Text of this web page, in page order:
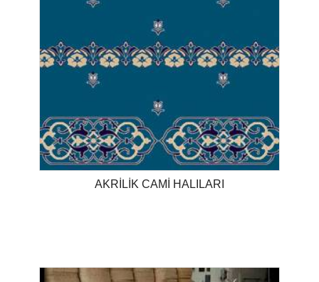
AKRİLİK CAMİ HALILARI